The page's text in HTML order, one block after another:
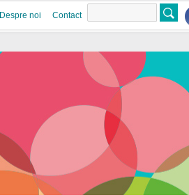
Despre noi Contact